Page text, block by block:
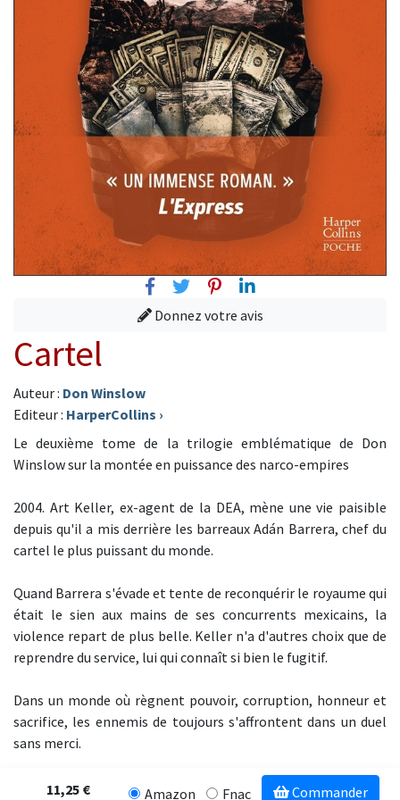
FacebookTwitterPinterest
Linkedin
Donnez votre avis
Cartel
Auteur : Don Winslow
Editeur : HarperCollins ›
Le deuxième tome de la trilogie emblématique de Don
Winslow sur la montée en puissance des narco-empires
2004. Art Keller, ex-agent de la DEA, mène une vie paisible
depuis qu'il a mis derrière les barreaux Adán Barrera, chef du
cartel le plus puissant du monde.
Quand Barrera s'évade et tente de reconquérir le royaume qui
était le sien aux mains de ses concurrents mexicains, la
violence repart de plus belle. Keller n'a d'autres choix que de
reprendre du service, lui qui connaît si bien le fugitif.
Dans un monde où règnent pouvoir, corruption, honneur et
sacrifice, les ennemis de toujours s'affrontent dans un duel
sans merci.
11,25 € Amazon Fnac Commander